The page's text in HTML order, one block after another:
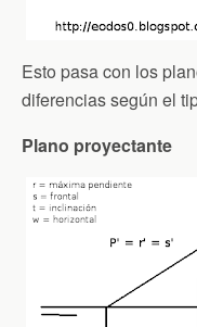
Esto pasa con los
diferencias según el
Plano proyectante